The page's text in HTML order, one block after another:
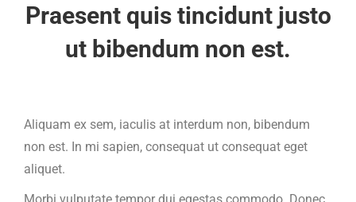
Praesent quis tincidunt justo
ut bibendum non est.
Aliquam ex sem, iaculis at interdum non, bibendum
non est. In mi sapien, consequat ut consequat eget
aliquet.
Morbi vulputate tempor dui egestas commodo. Donec